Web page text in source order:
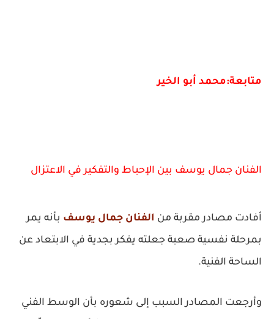
متابعة:محمد أبو الخير
الفنان جمال يوسف بين الإحباط والتفكير في الاعتزال
أفادت مصادر مقربة من الفنان جمال يوسف بأنه يمر
بمرحلة نفسية صعبة جعلته يفكر بجدية في الابتعاد عن
الساحة الفنية.
وأرجعت المصادر السبب إلى شعوره بأن الوسط الفني